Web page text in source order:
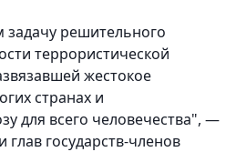
решительного
террористической
жестокое
странах и
для всего человечества", —
глав государств-членов